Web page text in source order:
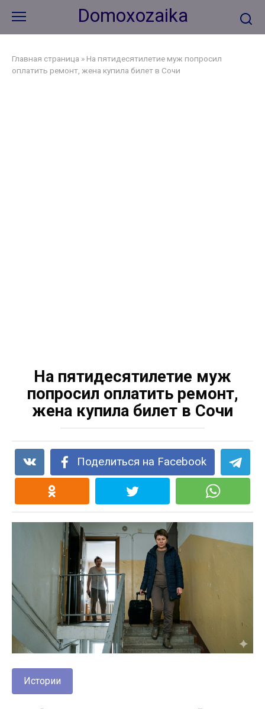
контенту
Domoxozaika
Главная страница » На пятидесятилетие муж попросил
оплатить ремонт, жена купила билет в Сочи
На пятидесятилетие муж
попросил оплатить ремонт,
жена купила билет в Сочи
Поделиться на Facebook
Истории